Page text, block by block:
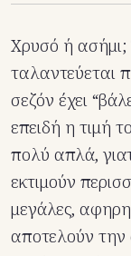
Χρυσό ή ασήμι;
ταλαντεύεται
σεζόν έχει
επειδή η τιμή
πολύ απλά,
εκτιμούν
μεγάλες,
αποτελούν την